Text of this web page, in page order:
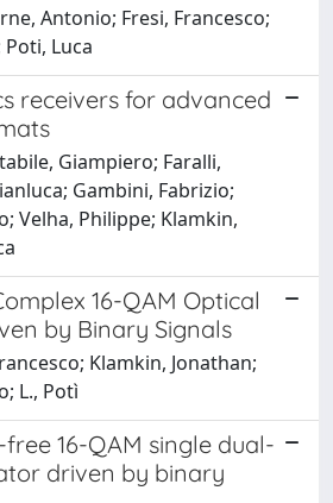
Antonio; Fresi, Francesco;
Luca
receivers for advanced
Giampiero; Faralli,
Gambini, Fabrizio;
Velha, Philippe; Klamkin,
16-QAM Optical
by Binary Signals
Klamkin, Jonathan;
L., Potì
16-QAM single dual-
driven by binary